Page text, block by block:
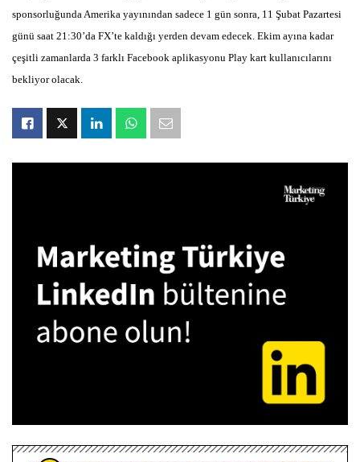
sponsorluğunda Amerika yayınından sadece 1 gün sonra, 11 Şubat Pazartesi
günü saat 21:30’da FX’te kaldığı yerden devam edecek. Ekim ayına kadar
çeşitli zamanlarda 3 farklı Facebook aplikasyonu Play kart kullanıcılarını
bekliyor olacak.